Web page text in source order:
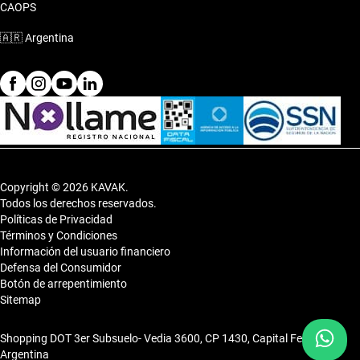
CAOPS
🇦🇷Argentina
Copyright © 2026 KAVAK.
Todos los derechos reservados.
Políticas de Privacidad
Términos y Condiciones
Información del usuario financiero
Defensa del Consumidor
Botón de arrepentimiento
Sitemap
Shopping DOT 3er Subsuelo- Vedia 3600, CP 1430, Capital Federal,
Argentina